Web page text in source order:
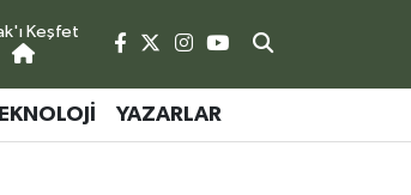
Keşfet
YAZARLAR